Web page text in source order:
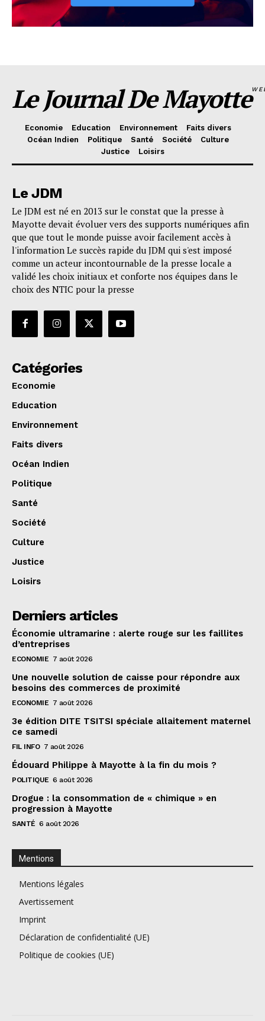
Le Journal De Mayotte
Economie Education Environnement
Faits divers
Océan Indien
Politique Santé Société
Culture
Justice
Loisirs
Le JDM
Le JDM est né en 2013 sur le constat que la presse à
Mayotte devait évoluer vers des supports numériques afin
que que tout le monde puisse avoir facilement accès à
l'information Le succès rapide du JDM qui s'est imposé
comme un acteur incontournable de la presse locale a
validé les choix initiaux et conforte nos équipes dans le
choix des NTIC pour la presse
Catégories
Economie
Education
Environnement
Faits divers
Océan Indien
Politique
Santé
Société
Culture
Justice
Loisirs
Derniers articles
Économie ultramarine : alerte rouge sur les faillites
d’entreprises
ECONOMIE 7 août 2026
Une nouvelle solution de caisse pour répondre aux
besoins des commerces de proximité
ECONOMIE 7 août 2026
3e édition DITE TSITSI spéciale allaitement maternel
ce samedi
FIL INFO 7 août 2026
Édouard Philippe à Mayotte à la fin du mois ?
POLITIQUE 6 août 2026
Drogue : la consommation de « chimique » en
progression à Mayotte
SANTÉ 6 août 2026
Mentions
Mentions légales
Avertissement
Imprint
Déclaration de confidentialité (UE)
Politique de cookies (UE)